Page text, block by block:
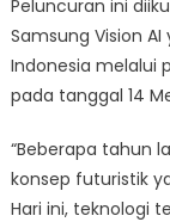
Peluncuran ini
Samsung Vision
Indonesia melalui
pada tanggal 14
“Beberapa tahun
konsep futuristik
Hari ini, teknologi